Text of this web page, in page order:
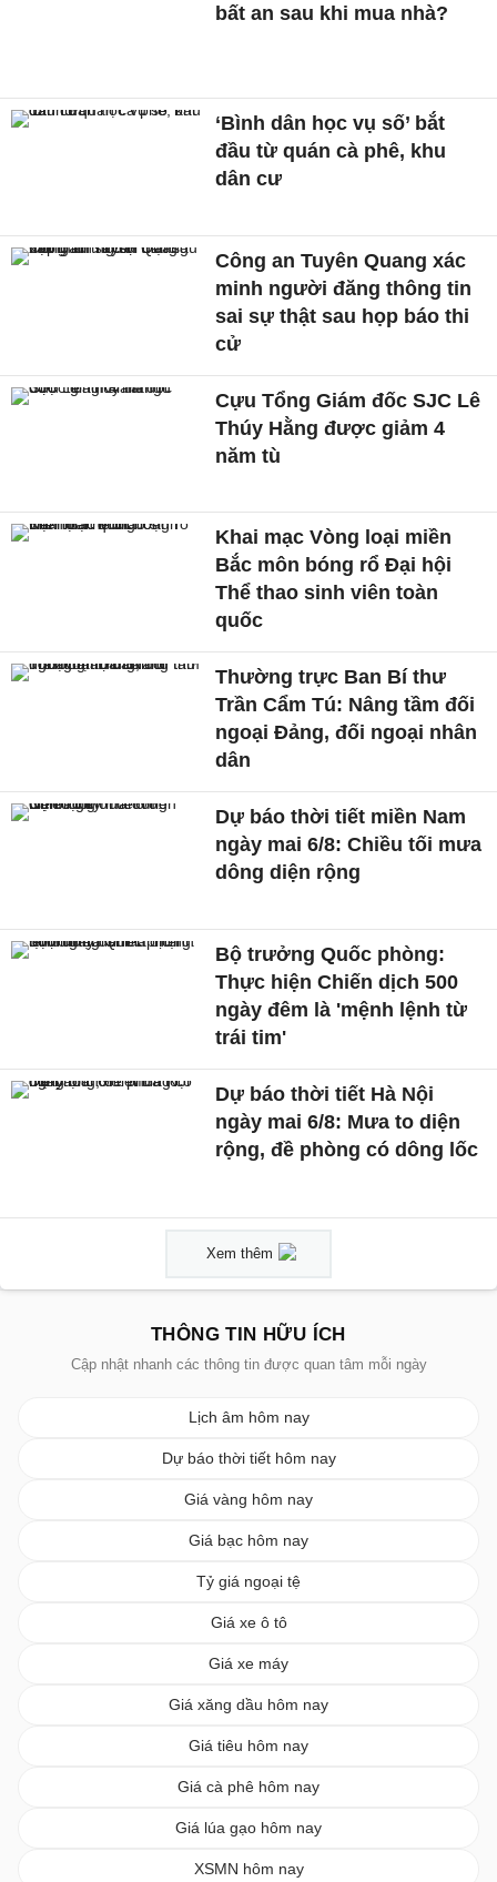
bất an sau khi mua nhà?
‘Bình dân học vụ số’ bắt
đầu từ quán cà phê, khu
dân cư
Công an Tuyên Quang xác
minh người đăng thông tin
sai sự thật sau họp báo thi
cử
Cựu Tổng Giám đốc SJC Lê
Thúy Hằng được giảm 4
năm tù
Khai mạc Vòng loại miền
Bắc môn bóng rổ Đại hội
Thể thao sinh viên toàn
quốc
Thường trực Ban Bí thư
Trần Cẩm Tú: Nâng tầm đối
ngoại Đảng, đối ngoại nhân
dân
Dự báo thời tiết miền Nam
ngày mai 6/8: Chiều tối mưa
dông diện rộng
Bộ trưởng Quốc phòng:
Thực hiện Chiến dịch 500
ngày đêm là 'mệnh lệnh từ
trái tim'
Dự báo thời tiết Hà Nội
ngày mai 6/8: Mưa to diện
rộng, đề phòng có dông lốc
Xem thêm
THÔNG TIN HỮU ÍCH
Cập nhật nhanh các thông tin được quan tâm mỗi ngày
Lịch âm hôm nay
Dự báo thời tiết hôm nay
Giá vàng hôm nay
Giá bạc hôm nay
Tỷ giá ngoại tệ
Giá xe ô tô
Giá xe máy
Giá xăng dầu hôm nay
Giá tiêu hôm nay
Giá cà phê hôm nay
Giá lúa gạo hôm nay
XSMN hôm nay